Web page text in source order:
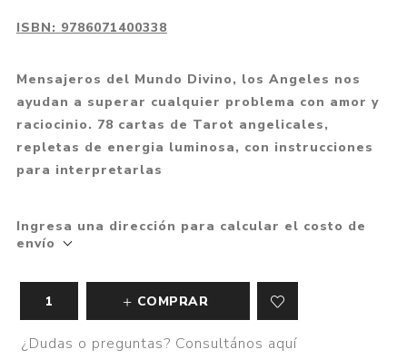
ISBN: 9786071400338
Mensajeros del Mundo Divino, los Angeles nos
ayudan a superar cualquier problema con amor y
raciocinio. 78 cartas de Tarot angelicales,
repletas de energia luminosa, con instrucciones
para interpretarlas
Ingresa una dirección para calcular el costo de
envío
COMPRAR
¿Dudas o preguntas? Consultános aquí